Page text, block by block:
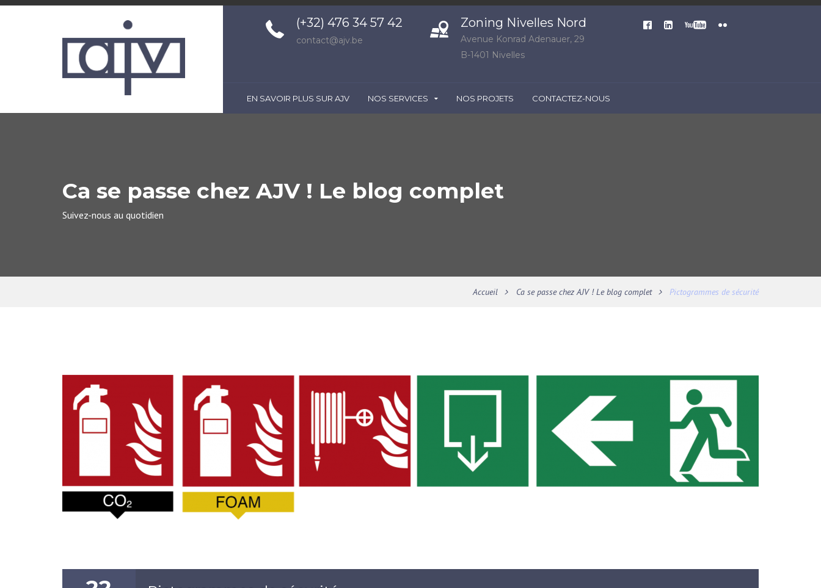
(+32) 476 34 57 42
contact@ajv.be
Zoning Nivelles Nord
Avenue Konrad Adenauer, 29
B-1401 Nivelles
EN SAVOIR PLUS SUR AJV NOS SERVICES NOS PROJETS CONTACTEZ-NOUS
Ca se passe chez AJV ! Le blog complet
Suivez-nous au quotidien
Accueil Ca se passe chez AJV ! Le blog complet Pictogrammes de sécurité